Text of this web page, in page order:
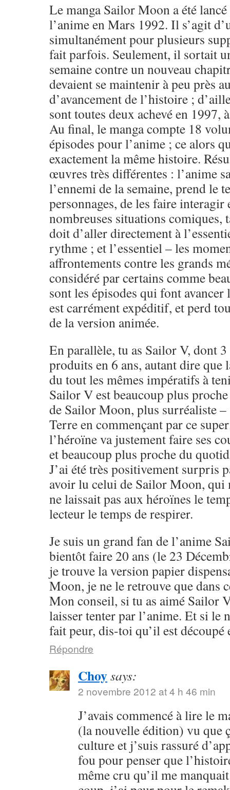
Le manga Sailor Moon a été
l’anime en Mars 1992. Il s’agit
simultanément pour plusieurs
fait parfois. Seulement, il sortait
semaine contre un nouveau
devaient se maintenir à peu près
d’avancement de l’histoire ;
sont toutes deux achevé en 1997,
Au final, le manga compte 18
épisodes pour l’anime ; ce alors
exactement la même histoire.
œuvres très différentes : l’anime
l’ennemi de la semaine, prend le
personnages, de les faire interagir
nombreuses situations comiques,
doit d’aller directement à
rythme ; et l’essentiel – les
affrontements contre les grands
considéré par certains comme
sont les épisodes qui font
est carrément expéditif, et perd
de la version animée.
En parallèle, tu as Sailor V, dont
produits en 6 ans, autant dire que
du tout les mêmes impératifs à
Sailor V est beaucoup plus
de Sailor Moon, plus surréaliste
Terre en commençant par ce
l’héroïne va justement faire ses
et beaucoup plus proche du
J’ai été très positivement surpris
avoir lu celui de Sailor Moon, qui
ne laissait pas aux héroïnes le
lecteur le temps de respirer.
Je suis un grand fan de l’anime
bientôt faire 20 ans (le 23
je trouve la version papier
Moon, je ne le retrouve que dans
Mon conseil, si tu as aimé Sailor
laisser tenter par l’anime. Et si le
fait peur, dis-toi qu’il est découpé
Répondre
Choysays:
2 novembre 2012 at 4 h 46 min
J’avais commencé à lire le
(la nouvelle édition) vu que
culture et j’suis rassuré
fou pour penser que
même cru qu’il me